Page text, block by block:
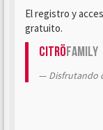
El registro y
gratuito.
CitröFamily
Disfrutando